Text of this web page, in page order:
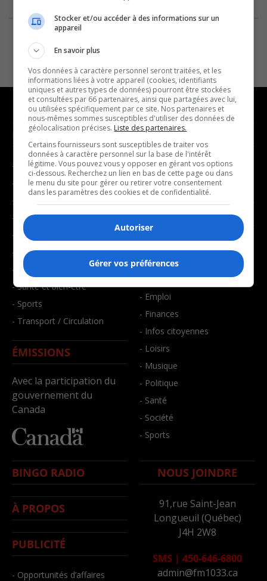
NOUVELLES
- Affaires municipales
- Communauté / Social
- Culture
- Économie
- Éducation
- Environnement
- Faits divers
- Santé et bien-être
- Sports
- Transport / Circulation
ÉMISSIONS
Avec la participation du
gouvernement du
Canada
MUSIQUE
- Décompte franco
- Joué récemment
BALADOS
- Art de vivre
- Bien-être
- Emploi
- Finances
- Infos citoyennes
- Loisirs
- Musique
- Politique
- Santé
- Société
- Sports
BINGO RADIO
À PROPOS
PUBLICITÉ
- Opportunités d’affaires
NOUS JOINDRE
91,rue Saint-Jean
Longueuil (Québec)
J4H 2W8
SMS | 450-646-6800
admin@fm1033.ca
Stocker et/ou accéder à des informations sur un
appareil
En savoir plus
Vos données à caractère personnel seront traitées, et les
informations liées à votre appareil (cookies, identifiants
uniques et autres types de données) pourront être stockées
et consultées par 66 partenaires, ainsi que partagées avec lui,
ou utilisées spécifiquement par ce site. Nos partenaires et
nous-mêmes sommes susceptibles d'utiliser des données de
géolocalisation précises. Liste des partenaires.
Certains fournisseurs sont susceptibles de traiter vos
données à caractère personnel sur la base de l'intérêt
légitime. Vous pouvez vous y opposer en gérant vos options
ci-dessous. Recherchez un lien en bas de cette page ou dans
le menu du site pour gérer ou retirer votre consentement
dans les paramètres des cookies et de confidentialité.
Autoriser
Gérer vos préférences